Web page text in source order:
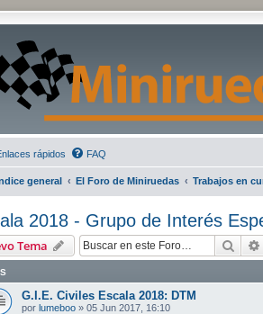
rápidos FAQ
general El Foro de Miniruedas Trabajos en
2018 - Grupo de Interés
Tema
G.I.E. Civiles Escala 2018: DTM
por lumeboo » 05 Jun 2017, 16:10